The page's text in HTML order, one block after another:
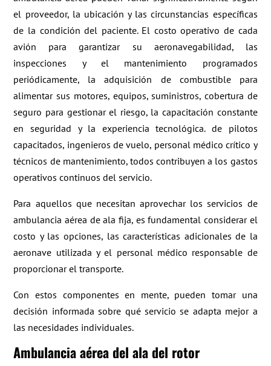
el proveedor, la ubicación y las circunstancias específicas
de la condición del paciente. El costo operativo de cada
avión para garantizar su aeronavegabilidad, las
inspecciones y el mantenimiento programados
periódicamente, la adquisición de combustible para
alimentar sus motores, equipos, suministros, cobertura de
seguro para gestionar el riesgo, la capacitación constante
en seguridad y la experiencia tecnológica. de pilotos
capacitados, ingenieros de vuelo, personal médico crítico y
técnicos de mantenimiento, todos contribuyen a los gastos
operativos continuos del servicio.
Para aquellos que necesitan aprovechar los servicios de
ambulancia aérea de ala fija, es fundamental considerar el
costo y las opciones, las características adicionales de la
aeronave utilizada y el personal médico responsable de
proporcionar el transporte.
Con estos componentes en mente, pueden tomar una
decisión informada sobre qué servicio se adapta mejor a
las necesidades individuales.
Ambulancia aérea del ala del rotor